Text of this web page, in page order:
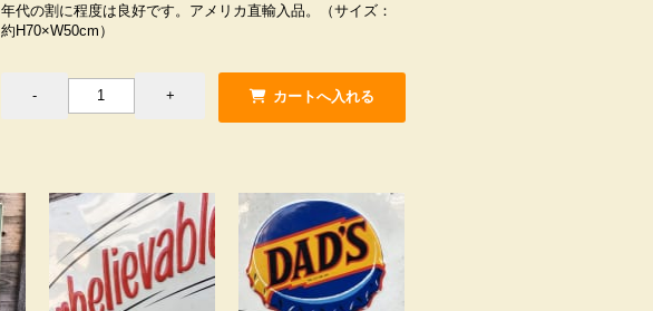
年代の割に程度は良好です。アメリカ直輸入品。（サイズ：
約H70×W50cm）